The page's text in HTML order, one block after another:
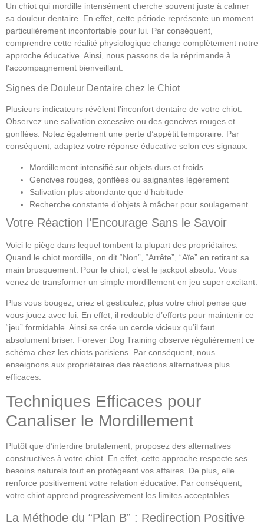
Un chiot qui mordille intensément cherche souvent juste à calmer
sa douleur dentaire. En effet, cette période représente un moment
particulièrement inconfortable pour lui. Par conséquent,
comprendre cette réalité physiologique change complètement notre
approche éducative. Ainsi, nous passons de la réprimande à
l’accompagnement bienveillant.
Signes de Douleur Dentaire chez le Chiot
Plusieurs indicateurs révèlent l’inconfort dentaire de votre chiot.
Observez une salivation excessive ou des gencives rouges et
gonflées. Notez également une perte d’appétit temporaire. Par
conséquent, adaptez votre réponse éducative selon ces signaux.
Mordillement intensifié sur objets durs et froids
Gencives rouges, gonflées ou saignantes légèrement
Salivation plus abondante que d’habitude
Recherche constante d’objets à mâcher pour soulagement
Votre Réaction l’Encourage Sans le Savoir
Voici le piège dans lequel tombent la plupart des propriétaires.
Quand le chiot mordille, on dit “Non”, “Arrête”, “Aïe” en retirant sa
main brusquement. Pour le chiot, c’est le jackpot absolu. Vous
venez de transformer un simple mordillement en jeu super excitant.
Plus vous bougez, criez et gesticulez, plus votre chiot pense que
vous jouez avec lui. En effet, il redouble d’efforts pour maintenir ce
“jeu” formidable. Ainsi se crée un cercle vicieux qu’il faut
absolument briser. Forever Dog Training observe régulièrement ce
schéma chez les chiots parisiens. Par conséquent, nous
enseignons aux propriétaires des réactions alternatives plus
efficaces.
Techniques Efficaces pour
Canaliser le Mordillement
Plutôt que d’interdire brutalement, proposez des alternatives
constructives à votre chiot. En effet, cette approche respecte ses
besoins naturels tout en protégeant vos affaires. De plus, elle
renforce positivement votre relation éducative. Par conséquent,
votre chiot apprend progressivement les limites acceptables.
La Méthode du “Plan B” : Redirection Positive